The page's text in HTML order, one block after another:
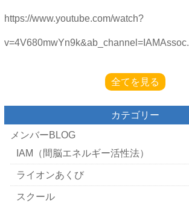
https://www.youtube.com/watch?
v=4V680mwYn9k&ab_channel=IAMAssoc.
全てを見る
カテゴリー
メンバーBLOG
IAM（間脳エネルギー活性法）
ライオンあくび
スクール